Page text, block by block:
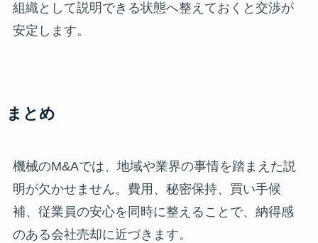
組織として説明できる状態へ整えておくと交渉が
安定します。
まとめ
機械のM&Aでは、地域や業界の事情を踏まえた説
明が欠かせません。費用、秘密保持、買い手候
補、従業員の安心を同時に整えることで、納得感
のある会社売却に近づきます。